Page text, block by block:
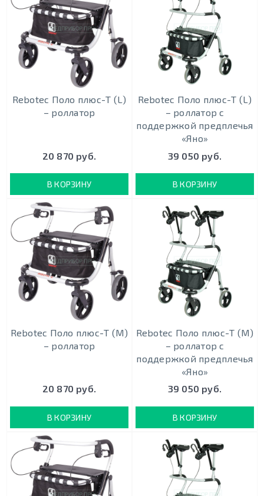
Rebotec Поло плюс-Т (L)
– роллатор
20 870 руб.
В КОРЗИНУ
Rebotec Поло плюс-Т (L)
– роллатор с
поддержкой предплечья
«Яно»
39 050 руб.
В КОРЗИНУ
Rebotec Поло плюс-Т (M)
– роллатор
20 870 руб.
В КОРЗИНУ
Rebotec Поло плюс-Т (M)
– роллатор с
поддержкой предплечья
«Яно»
39 050 руб.
В КОРЗИНУ